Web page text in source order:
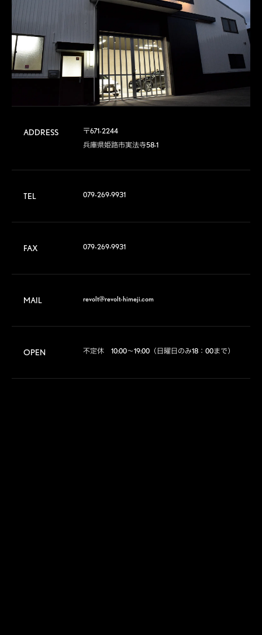
ADDRESS
〒671-2244
兵庫県姫路市実法寺58-1
TEL 079-269-9931
FAX 079-269-9931
MAIL revolt@revolt-himeji.com
OPEN 不定休　10:00～19:00（日曜日のみ18：00まで）